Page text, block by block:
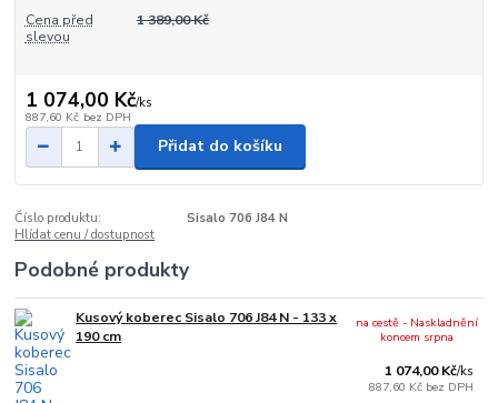
Cena před
slevou
1 389,00 Kč
1 074,00 Kč/ks
887,60 Kč bez DPH
Přidat do košíku
Číslo produktu:
Sisalo 706 J84 N
Hlídat cenu / dostupnost
Podobné produkty
Kusový koberec Sisalo 706 J84 N - 133 x
190 cm
1 074,00 Kč/ks
887,60 Kč bez DPH
na cestě - Naskladnění
koncem srpna